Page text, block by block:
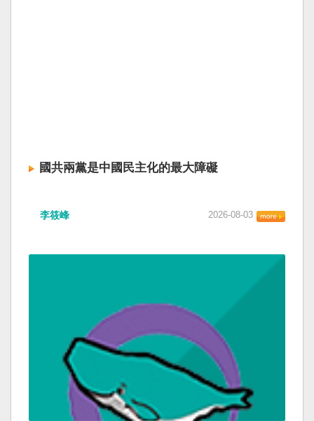
國共兩黨是中國民主化的最大障礙
李筱峰 2026-08-03